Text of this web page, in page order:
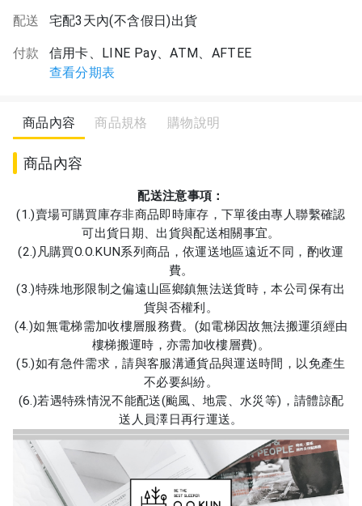
配送 宅配3天內(不含假日)出貨
付款
信用卡、LINE Pay、ATM、AFTEE
查看分期表
商品內容 商品規格 購物說明
商品內容
配送注意事項：
(1.)賣場可購買庫存非商品即時庫存，下單後由專人聯繫確認
可出貨日期、出貨與配送相關事宜。
(2.)凡購買O.O.KUN系列商品，依運送地區遠近不同，酌收運
費。
(3.)特殊地形限制之偏遠山區鄉鎮無法送貨時，本公司保有出
貨與否權利。
(4.)如無電梯需加收樓層服務費。(如電梯因故無法搬運須經由
樓梯搬運時，亦需加收樓層費)。
(5.)如有急件需求，請與客服溝通貨品與運送時間，以免產生
不必要糾紛。
(6.)若遇特殊情況不能配送(颱風、地震、水災等)，請體諒配
送人員澤日再行運送。